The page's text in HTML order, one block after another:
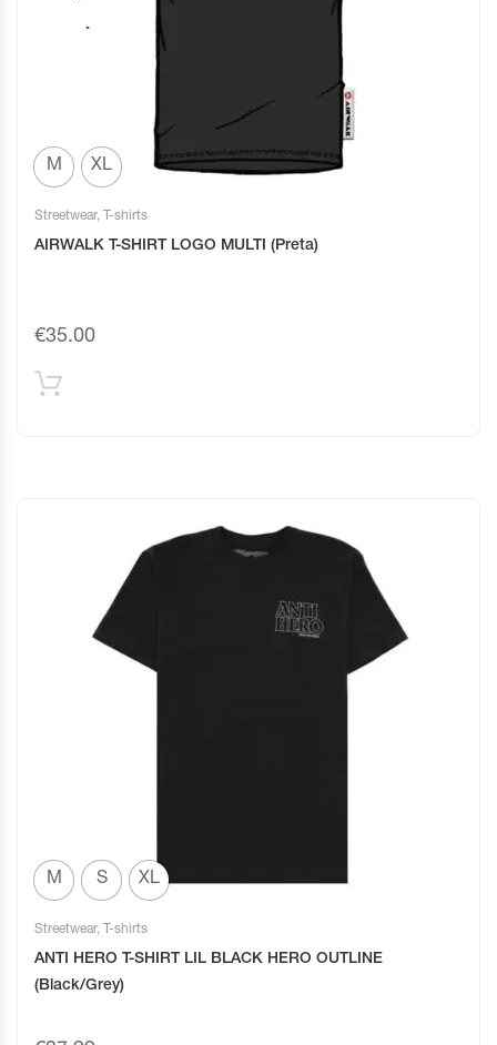
M XL
Streetwear, T-shirts
AIRWALK T-SHIRT LOGO MULTI (Preta)
€35.00
M S XL
Streetwear, T-shirts
ANTI HERO T-SHIRT LIL BLACK HERO OUTLINE
(Black/Grey)